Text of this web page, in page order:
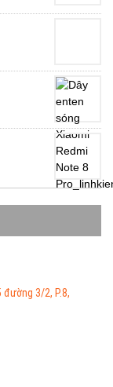
đường 3/2, P.8,